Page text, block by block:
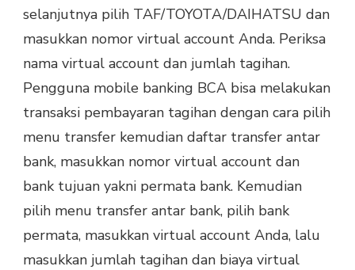
selanjutnya pilih TAF/TOYOTA/DAIHATSU dan
masukkan nomor virtual account Anda. Periksa
nama virtual account dan jumlah tagihan.
Pengguna mobile banking BCA bisa melakukan
transaksi pembayaran tagihan dengan cara pilih
menu transfer kemudian daftar transfer antar
bank, masukkan nomor virtual account dan
bank tujuan yakni permata bank. Kemudian
pilih menu transfer antar bank, pilih bank
permata, masukkan virtual account Anda, lalu
masukkan jumlah tagihan dan biaya virtual